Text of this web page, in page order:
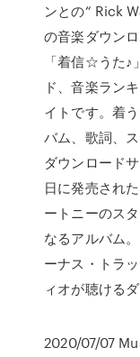
ンとの“ Rick
の音楽ダウン
「着信☆うた♪
ド、音楽ラン
イトです。着
バム、歌詞、
ダウンロード
日に発売され
ートニーのス
なるアルバム
ーナス・トラ
ィオが聴ける
2020/07/07